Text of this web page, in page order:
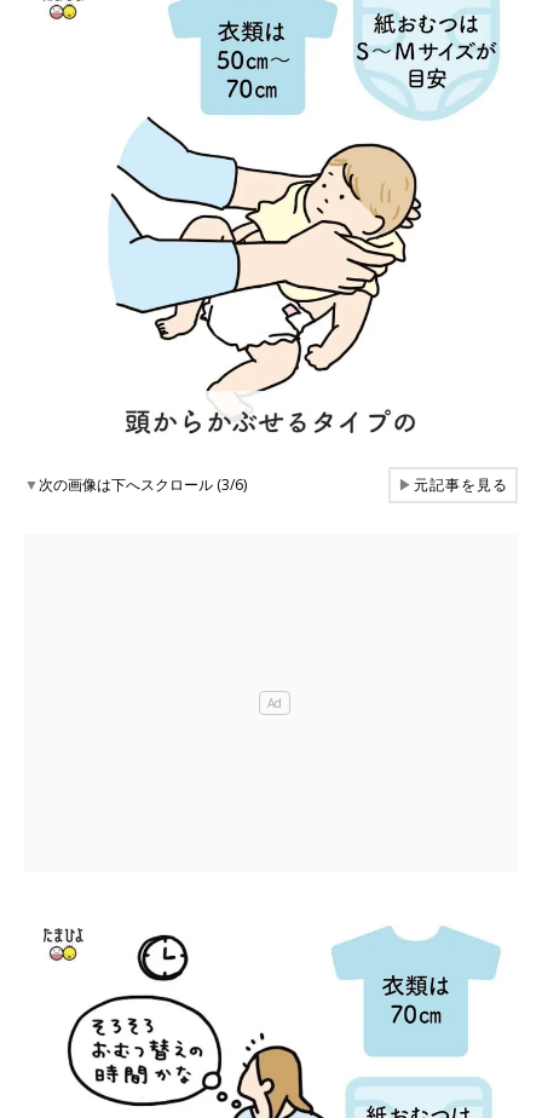
▼次の画像は下へスクロール (3/6) ▶元記事を見る